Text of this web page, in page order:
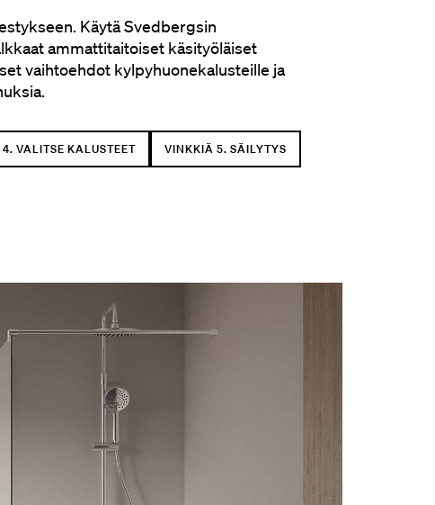
Käytä Svedbergsin
ammattitaitoiset käsityöläiset
vaihtoehdot kylpyhuonekalusteille ja
VALITSE KALUSTEET VINKKIÄ 5. SÄILYTYS